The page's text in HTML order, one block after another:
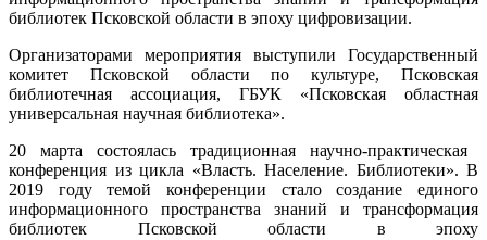
библиотек Псковской области в эпоху цифровизации.
Организаторами мероприятия выступили Государственный
комитет Псковской области по культуре, Псковская
библиотечная ассоциация, ГБУК «Псковская областная
универсальная научная библиотека».
20 марта состоялась традиционная научно-практическая
конференция из цикла «Власть. Население. Библиотеки». В
2019 году темой конференции стало создание единого
информационного пространства знаний и трансформация
библиотек Псковской области в эпоху